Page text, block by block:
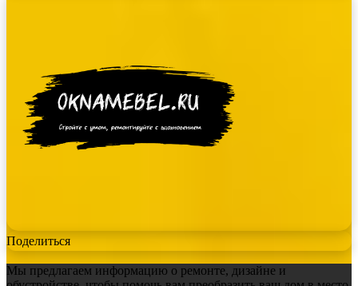
Поделиться
Мы предлагаем информацию о ремонте, дизайне и